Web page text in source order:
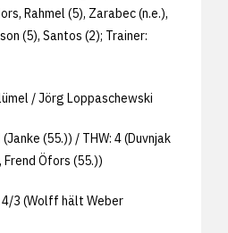
Rahmel (5), Zarabec (n.e.),
(5), Santos (2); Trainer:
/ Jörg Loppaschewski
(55.)) / THW: 4 (Duvnjak
Frend Öfors (55.))
4/3 (Wolff hält Weber